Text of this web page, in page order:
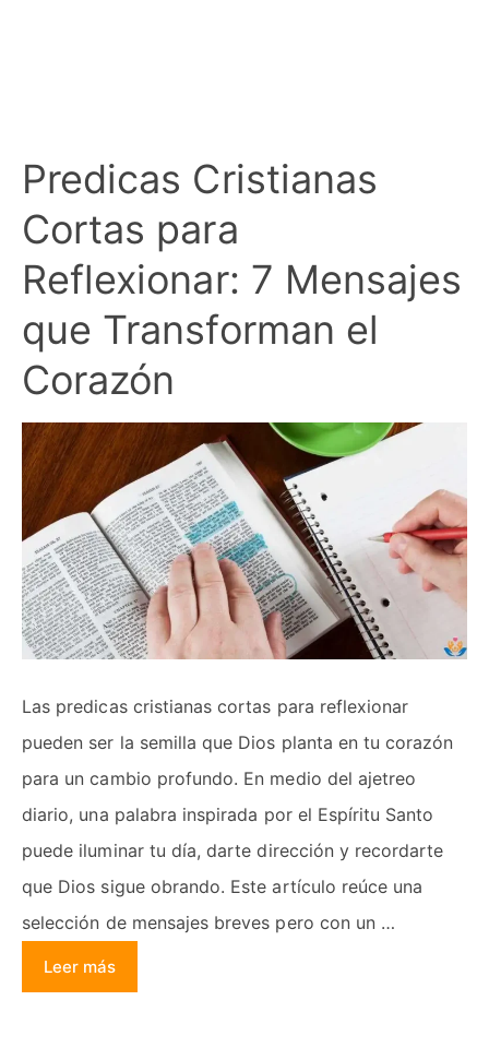
Predicas Cristianas
Cortas para
Reflexionar: 7 Mensajes
que Transforman el
Corazón
Las predicas cristianas cortas para reflexionar
pueden ser la semilla que Dios planta en tu corazón
para un cambio profundo. En medio del ajetreo
diario, una palabra inspirada por el Espíritu Santo
puede iluminar tu día, darte dirección y recordarte
que Dios sigue obrando. Este artículo reúce una
selección de mensajes breves pero con un …
Leer más